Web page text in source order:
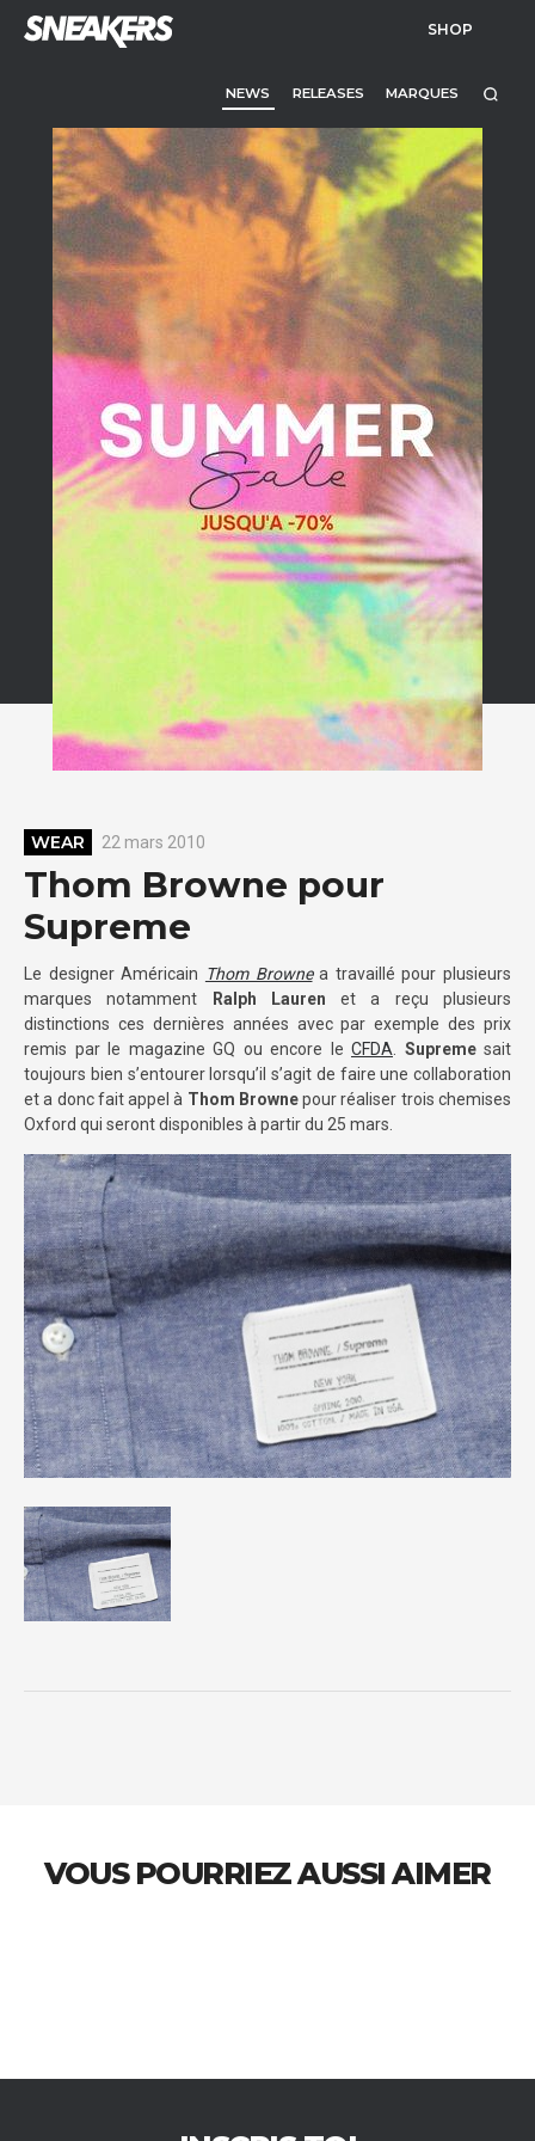
SHOP
NEWS RELEASES MARQUES
WEAR 22 mars 2010
Thom Browne pour
Supreme
Le designer Américain Thom Brownea travaillé pour plusieurs
marques notamment
Ralph Laurenet a reçu plusieurs
distinctions ces dernières années avec par exemple des prix
remis par le magazine GQ ou encore le CFDA Supremesait
toujours bien s’entourer lorsqu’il s’agit de faire une collaboration
et a donc fait appel à Thom Brownepour réaliser trois chemises
Oxford qui seront disponibles à partir du 25 mars.
VOUS POURRIEZ AUSSI AIMER